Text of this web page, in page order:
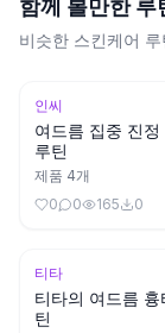
함께 볼만한 루
비슷한 스킨케어
인씨
여드름 집중 진정
루틴
제품 4개
0
0 165 0
티타
티타의 여드름 흉
틴